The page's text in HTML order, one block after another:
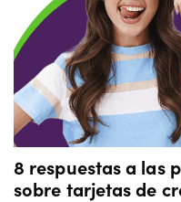
8 respuestas a las
sobre tarjetas de